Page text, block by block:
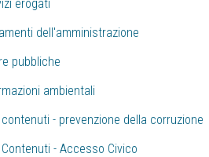
erogati
dell'amministrazione
pubbliche
ambientali
- prevenzione della corruzione
- Accesso Civico